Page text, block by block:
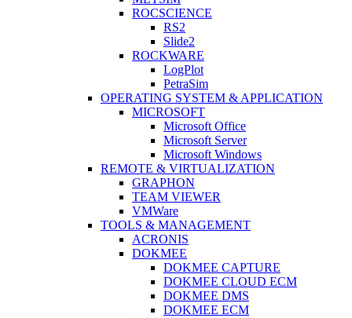
ROCSCIENCE
RS2
Slide2
ROCKWARE
LogPlot
PetraSim
OPERATING SYSTEM & APPLICATION
MICROSOFT
Microsoft Office
Microsoft Server
Microsoft Windows
REMOTE & VIRTUALIZATION
GRAPHON
TEAM VIEWER
VMWare
TOOLS & MANAGEMENT
ACRONIS
DOKMEE
DOKMEE CAPTURE
DOKMEE CLOUD ECM
DOKMEE DMS
DOKMEE ECM